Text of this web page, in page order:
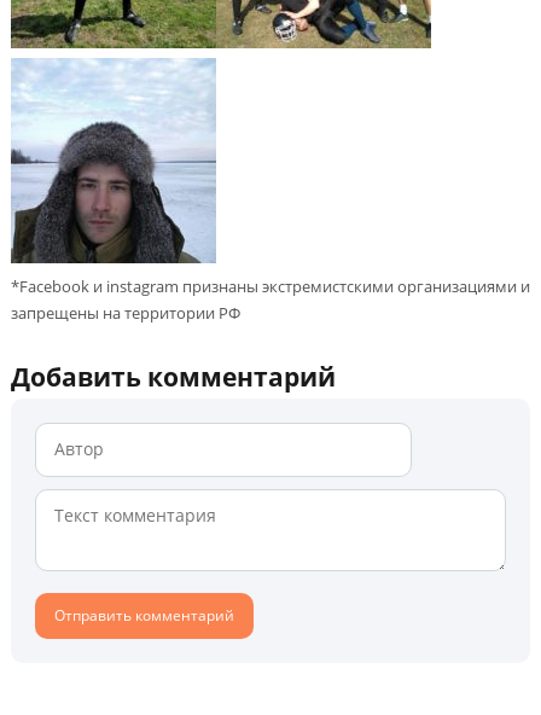
*Facebook и instagram признаны экстремистскими организациями и
запрещены на территории РФ
Добавить комментарий